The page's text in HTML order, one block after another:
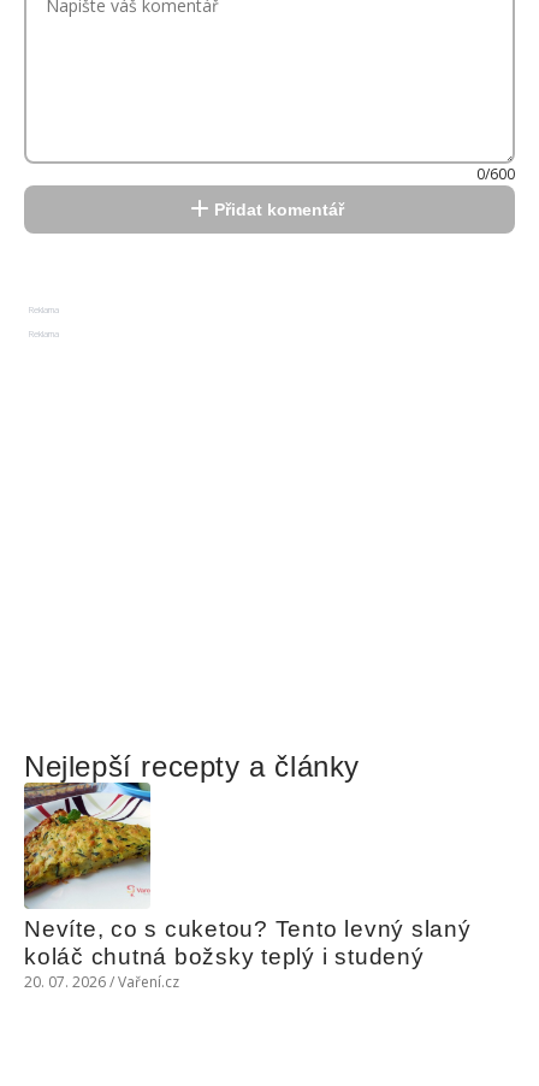
0/600
Přidat komentář
Reklama
Reklama
Nejlepší recepty a články
Nevíte, co s cuketou? Tento levný slaný
koláč chutná božsky teplý i studený
20. 07. 2026 / Vaření.cz